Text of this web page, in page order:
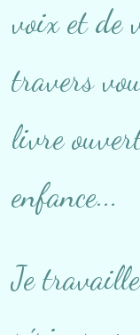
voix et de
travers
livre
enfance...
Je